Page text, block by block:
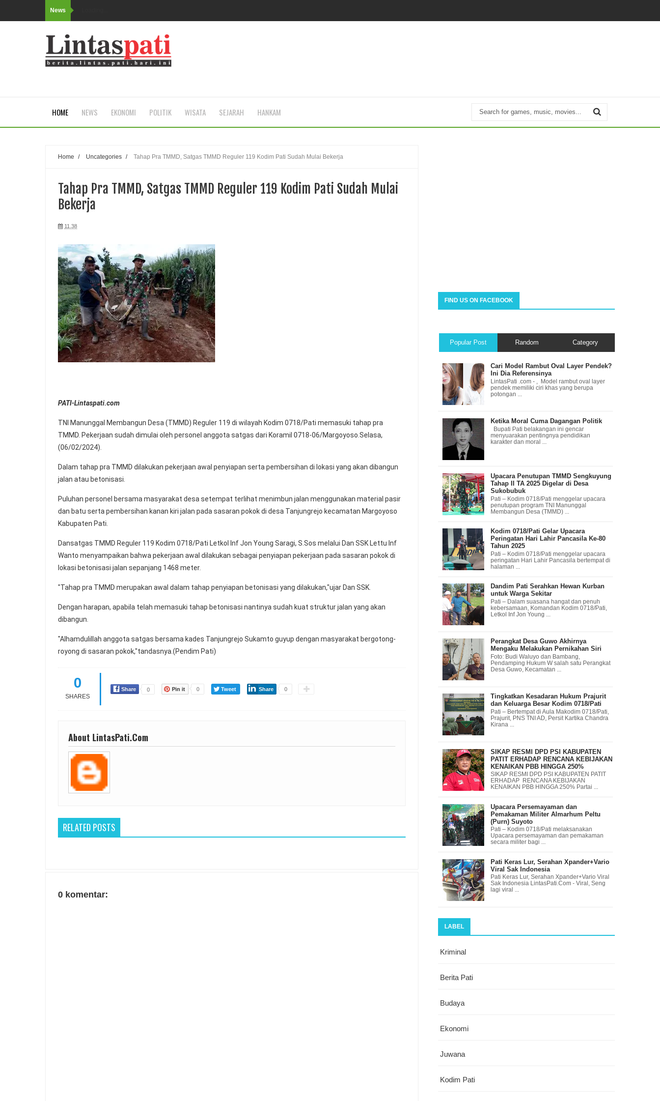
News
HOME NEWS EKONOMI POLITIK WISATA SEJARAH HANKAM
Home / Uncategories / Tahap Pra TMMD, Satgas TMMD Reguler 119 Kodim Pati Sudah Mulai Bekerja
Tahap Pra TMMD, Satgas TMMD Reguler 119 Kodim Pati Sudah Mulai
Bekerja
11.38
PATI-Lintaspati.com
TNI Manunggal Membangun Desa (TMMD) Reguler 119 di wilayah Kodim 0718/Pati memasuki tahap pra
TMMD. Pekerjaan sudah dimulai oleh personel anggota satgas dari Koramil 0718-06/Margoyoso.Selasa,
(06/02/2024).
Dalam tahap pra TMMD dilakukan pekerjaan awal penyiapan serta pembersihan di lokasi yang akan dibangun
jalan atau betonisasi.
Puluhan personel bersama masyarakat desa setempat terlihat menimbun jalan menggunakan material pasir
dan batu serta pembersihan kanan kiri jalan pada sasaran pokok di desa Tanjungrejo kecamatan Margoyoso
Kabupaten Pati.
Dansatgas TMMD Reguler 119 Kodim 0718/Pati Letkol Inf Jon Young Saragi, S.Sos melalui Dan SSK Lettu Inf
Wanto menyampaikan bahwa pekerjaan awal dilakukan sebagai penyiapan pekerjaan pada sasaran pokok di
lokasi betonisasi jalan sepanjang 1468 meter.
"Tahap pra TMMD merupakan awal dalam tahap penyiapan betonisasi yang dilakukan,"ujar Dan SSK.
Dengan harapan, apabila telah memasuki tahap betonisasi nantinya sudah kuat struktur jalan yang akan
dibangun.
"Alhamdulillah anggota satgas bersama kades Tanjungrejo Sukamto guyup dengan masyarakat bergotong-
royong di sasaran pokok,"tandasnya.(Pendim Pati)
0
SHARES
Share 0 Pin it 0 Tweet Share 0
About LintasPati.Com
RELATED POSTS
0 komentar:
FIND US ON FACEBOOK
Popular Post Random Category
Cari Model Rambut Oval Layer Pendek?
Ini Dia Referensinya
LintasPati .com - , Model rambut oval layer
pendek memiliki ciri khas yang berupa
potongan ...
Ketika Moral Cuma Dagangan Politik
Bupati Pati belakangan ini gencar
menyuarakan pentingnya pendidikan
karakter dan moral ...
Upacara Penutupan TMMD Sengkuyung
Tahap II TA 2025 Digelar di Desa
Sukobubuk
Pati – Kodim 0718/Pati menggelar upacara
penutupan program TNI Manunggal
Membangun Desa (TMMD) ...
Kodim 0718/Pati Gelar Upacara
Peringatan Hari Lahir Pancasila Ke-80
Tahun 2025
Pati – Kodim 0718/Pati menggelar upacara
peringatan Hari Lahir Pancasila bertempat di
halaman ...
Dandim Pati Serahkan Hewan Kurban
untuk Warga Sekitar
Pati – Dalam suasana hangat dan penuh
kebersamaan, Komandan Kodim 0718/Pati,
Letkol Inf Jon Young ...
Perangkat Desa Guwo Akhirnya
Mengaku Melakukan Pernikahan Siri
Foto: Budi Waluyo dan Bambang,
Pendamping Hukum W salah satu Perangkat
Desa Guwo, Kecamatan ...
Tingkatkan Kesadaran Hukum Prajurit
dan Keluarga Besar Kodim 0718/Pati
Pati – Bertempat di Aula Makodim 0718/Pati,
Prajurit, PNS TNI AD, Persit Kartika Chandra
Kirana ...
SIKAP RESMI DPD PSI KABUPATEN
PATIT ERHADAP RENCANA KEBIJAKAN
KENAIKAN PBB HINGGA 250%
SIKAP RESMI DPD PSI KABUPATEN PATIT
ERHADAP RENCANA KEBIJAKAN
KENAIKAN PBB HINGGA 250% Partai ...
Upacara Persemayaman dan
Pemakaman Militer Almarhum Peltu
(Purn) Suyoto
Pati – Kodim 0718/Pati melaksanakan
Upacara persemayaman dan pemakaman
secara militer bagi ...
Pati Keras Lur, Serahan Xpander+Vario
Viral Sak Indonesia
Pati Keras Lur, Serahan Xpander+Vario Viral
Sak Indonesia LintasPati.Com - Viral, Seng
lagi viral ...
LABEL
Kriminal
Berita Pati
Budaya
Ekonomi
Juwana
Kodim Pati